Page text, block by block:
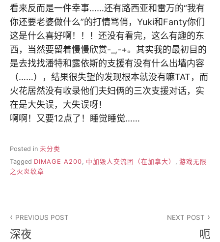
看来反而是一件幸事……还有路西亚和雷万的“我有
你还要老婆做什么”的打情骂俏，Yuki和Fanty你们
这是什么喜好啊！！！还没有看完，这么有趣的东
西，当然要留着慢慢欣赏-_,-+。其实我的最初目的
是去找找潘特和露依斯的支援有没有什么出墙内容
（……），结果很失望的发现根本就没有嘛TAT，而
火花居然没有收录他们夫妇俩的三次支援对话，实
在是大失误，大失误呀！
啊啊！又要12点了！睡觉睡觉……
Posted in 未分类
Tagged DIMAGE A200, 中加毁人交流团（在加拿大） , 游戏无限
之火炎纹章
章
PREVIOUS POST
深夜
NEXT POST
呃